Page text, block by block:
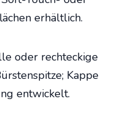
erhältlich.
oder rechteckige
Kappe
entwickelt.